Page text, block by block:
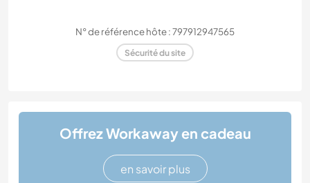
N° de référence hôte : 797912947565
Sécurité du site
Offrez Workaway en cadeau
en savoir plus